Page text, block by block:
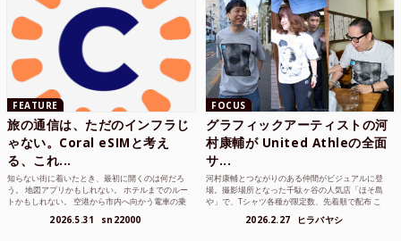
FEATURE
旅の通信は、ただのインフラじ
ゃない。Coral eSIMと考え
る、これ...
知らない街に着いたとき、最初に開くのは何だろ
う。 地図アプリかもしれない。 ホテルまでのルー
トかもしれない。 空港から市内へ向かう電車の乗
2026.5.31 sn22000
FOCUS
グラフィックアーティストの河
村康輔が United Athleの全面
サ...
河村康輔とつながりのある仲間がビジュアルに登
場。撮影場所となった千駄ヶ谷の人気店「ほそ島
や」で、Tシャツ各種が限定数、先着順で配布 こ
2026.2.27 ヒラバヤシ